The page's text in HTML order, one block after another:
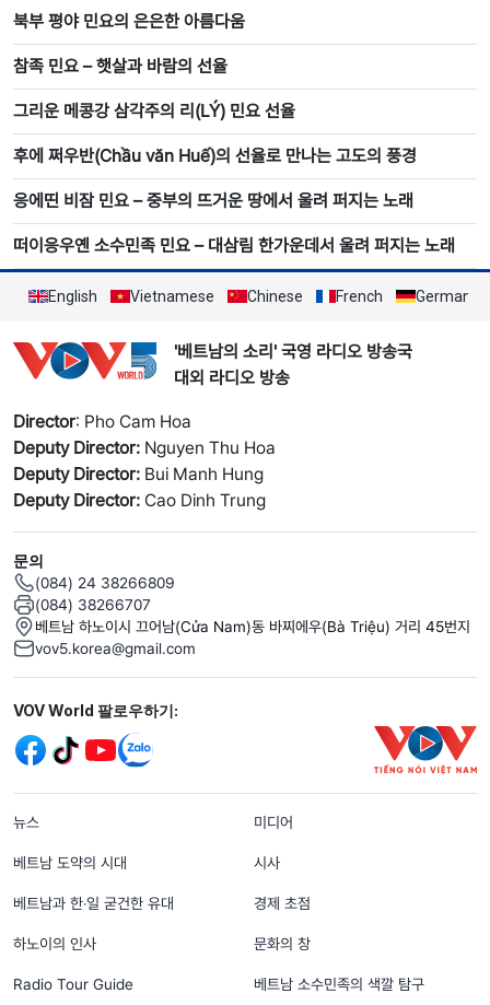
북부 평야 민요의 은은한 아름다움
참족 민요 – 햇살과 바람의 선율
그리운 메콩강 삼각주의 리(LÝ) 민요 선율
후에 쩌우반(Chầu văn Huế)의 선율로 만나는 고도의 풍경
응에띤 비잠 민요 – 중부의 뜨거운 땅에서 울려 퍼지는 노래
떠이응우옌 소수민족 민요 – 대삼림 한가운데서 울려 퍼지는 노래
English Vietnamese Chinese French German
'베트남의 소리' 국영 라디오 방송국
대외 라디오 방송
Director: Pho Cam Hoa
Deputy Director: Nguyen Thu Hoa
Deputy Director: Bui Manh Hung
Deputy Director: Cao Dinh Trung
문의
(084) 24 38266809
(084) 38266707
베트남 하노이시 끄어남(Cửa Nam)동 바찌에우(Bà Triệu) 거리 45번지
vov5.korea@gmail.com
Mạng xã hội
VOV World 팔로우하기:
menu footer tiếng Hàn
뉴스 미디어
베트남 도약의 시대 시사
베트남과 한‧일 굳건한 유대 경제 초점
하노이의 인사 문화의 창
Radio Tour Guide 베트남 소수민족의 색깔 탐구